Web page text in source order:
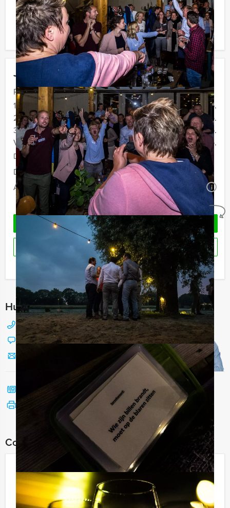
Jouw uitje
Prijs :
12 - 19 personen
€ 36,50 p.p.
20 - 29 personen
€ 33,50 p.p.
30 - 39 personen
€ 29,50 p.p.
Vanaf 40 personen
€ 27,50 p.p.
De prijzen zijn exclusief BTW
Duur:
2 uur
Aantal:
Minimaal 12 personen i
Geheel vrijblijvend
OFFERTE AANVRAGEN
RESERVEREN
Ik heb een vraag over dit uitje
Hulp nodig bij het kiezen?
088 428 81 17
Chat met Jeroen
Bel mij terug
Bekijk printbare versie
ook gewoon voor minder personen boeken! Deze quiz
kunt u natuurlijk ook perfect combineren met een
diner of een rondvaart. Weinig is onmogelijk!
Combineer dit uitje met:
De Grote Sportquiz In Arnhem
Vanaf€ 27,50 p.p. excl. BTW
Vanaf 12 personen ‐ 2 uur